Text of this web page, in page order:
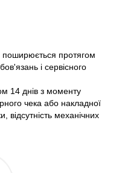
поширюється протягом
і сервісного
14 днів з моменту
чека або накладної
відсутність механічних